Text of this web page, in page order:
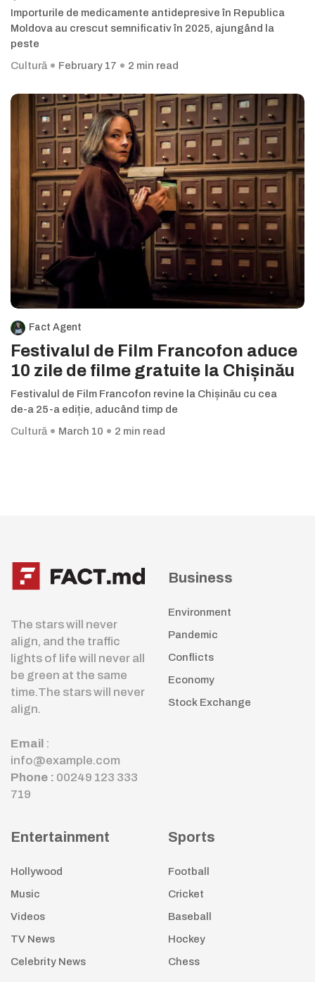
Importurile de medicamente antidepresive în Republica
Moldova au crescut semnificativ în 2025, ajungând la
peste
Cultură
February 17 2 min read
Fact Agent
Festivalul de Film Francofon aduce
10 zile de filme gratuite la Chișinău
Festivalul de Film Francofon revine la Chișinău cu cea
de-a 25-a ediție, aducând timp de
Cultură
March 10 2 min read
The stars will never
align, and the traffic
lights of life will never all
be green at the same
time.The stars will never
align.
Email :
info@example.com
Phone : 00249 123 333
719
Business
Environment
Pandemic
Conflicts
Economy
Stock Exchange
Entertainment
Hollywood
Music
Videos
TV News
Celebrity News
Sports
Football
Cricket
Baseball
Hockey
Chess